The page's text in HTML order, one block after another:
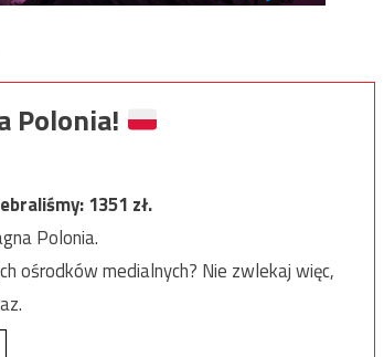
Polonia!
1351 zł.
Polonia.
ośrodków medialnych? Nie zwlekaj więc,